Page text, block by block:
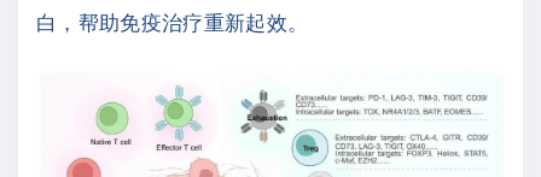
白，帮助免疫治疗重新起效。